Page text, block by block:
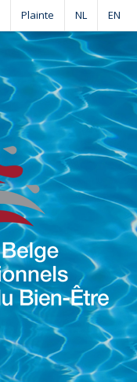
Plainte NL EN